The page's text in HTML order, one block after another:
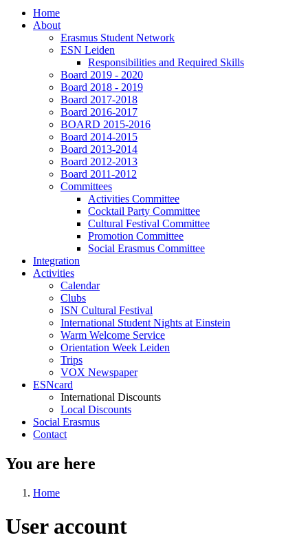
Home
About
Erasmus Student Network
ESN Leiden
Responsibilities and Required Skills
Board 2019 - 2020
Board 2018 - 2019
Board 2017-2018
Board 2016-2017
BOARD 2015-2016
Board 2014-2015
Board 2013-2014
Board 2012-2013
Board 2011-2012
Committees
Activities Committee
Cocktail Party Committee
Cultural Festival Committee
Promotion Committee
Social Erasmus Committee
Integration
Activities
Calendar
Clubs
ISN Cultural Festival
International Student Nights at Einstein
Warm Welcome Service
Orientation Week Leiden
Trips
VOX Newspaper
ESNcard
International Discounts
Local Discounts
Social Erasmus
Contact
You are here
Home
User account